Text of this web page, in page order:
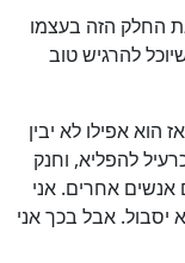
החלק הזה בעצמו
להרגיש טוב
הוא אפילו לא יבין
להפליא, וחנק
אנשים אחרים. אני
יסבול. אבל בכך אני